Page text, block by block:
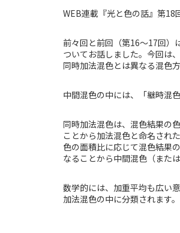
WEB連載『光と色の話』第
前々回と前回（第16～17回）
ついてお話しました。今回は
同時加法混色とは異なる混色
中間混色の中には、「継時混
同時加法混色は、混色結果の
ことから加法混色と命名され
色の面積比に応じて混色結果
なることから中間混色（また
数学的には、加重平均も広い
加法混色の中に分類されます。